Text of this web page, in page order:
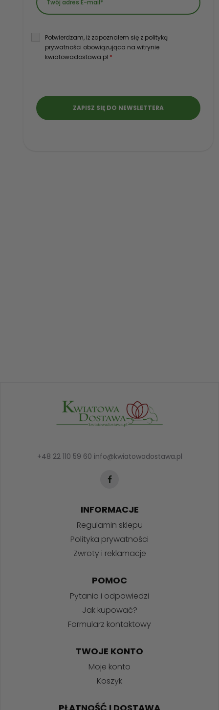
Potwierdzam, iż zapoznałem się z polityką
prywatności obowiązująca na witrynie
kwiatowadostawa.pl *
+48 22 110 59 60 info@kwiatowadostawa.pl
INFORMACJE
Regulamin sklepu
Polityka prywatności
Zwroty i reklamacje
POMOC
Pytania i odpowiedzi
Jak kupować?
Formularz kontaktowy
TWOJE KONTO
Moje konto
Koszyk